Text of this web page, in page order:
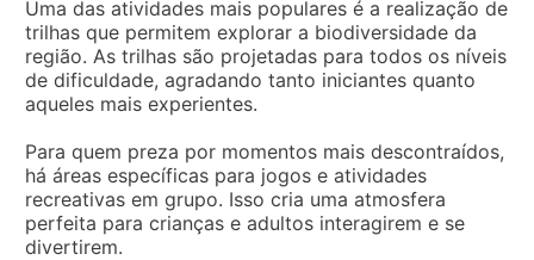
Uma das atividades mais populares é a realização de
trilhas que permitem explorar a biodiversidade da
região. As trilhas são projetadas para todos os níveis
de dificuldade, agradando tanto iniciantes quanto
aqueles mais experientes.
Para quem preza por momentos mais descontraídos,
há áreas específicas para jogos e atividades
recreativas em grupo. Isso cria uma atmosfera
perfeita para crianças e adultos interagirem e se
divertirem.